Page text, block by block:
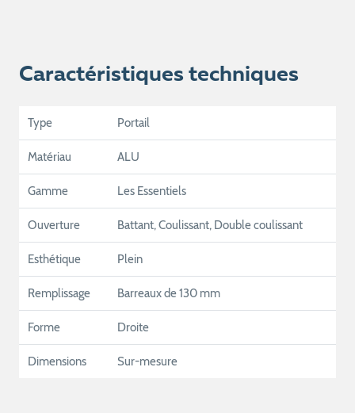
Caractéristiques techniques
Type Portail
Matériau ALU
Gamme Les Essentiels
Ouverture Battant, Coulissant, Double coulissant
Esthétique Plein
Remplissage Barreaux de 130 mm
Forme Droite
Dimensions Sur-mesure